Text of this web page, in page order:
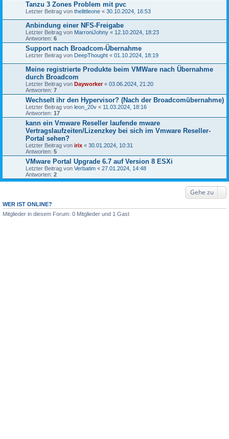
Tanzu 3 Zones Problem mit pvc
Letzter Beitrag von thelittleone « 30.10.2024, 16:53
Anbindung einer NFS-Freigabe
Letzter Beitrag von MarroniJohny « 12.10.2024, 18:23
Antworten: 6
Support nach Broadcom-Übernahme
Letzter Beitrag von DeepThought « 01.10.2024, 18:19
Meine registrierte Produkte beim VMWare nach Übernahme
durch Broadcom
Letzter Beitrag von Dayworker« 03.06.2024, 21:20
Antworten: 7
Wechselt ihr den Hypervisor? (Nach der Broadcomübernahme)
Letzter Beitrag von leon_20v « 11.03.2024, 18:16
Antworten: 17
kann ein Vmware Reseller laufende mware
Vertragslaufzeiten/Lizenzkey bei sich im Vmware Reseller-
Portal sehen?
Letzter Beitrag von irix « 30.01.2024, 10:31
Antworten: 5
VMware Portal Upgrade 6.7 auf Version 8 ESXi
Letzter Beitrag von Verbatim « 27.01.2024, 14:48
Antworten: 2
Gehe zu
WER IST ONLINE?
Mitglieder in diesem Forum: 0 Mitglieder und 1 Gast